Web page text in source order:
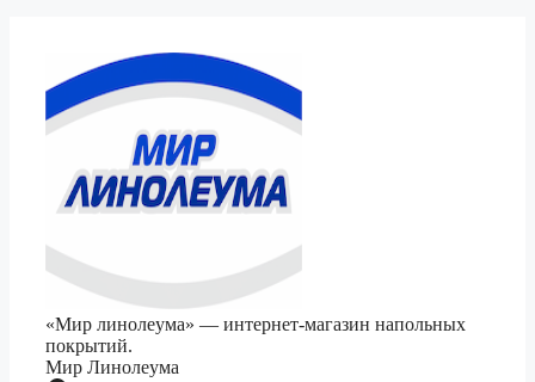
«Мир линолеума» — интернет-магазин напольных
покрытий.
Мир Линолеума